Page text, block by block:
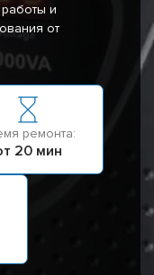
и
от
ремонта:
20 мин